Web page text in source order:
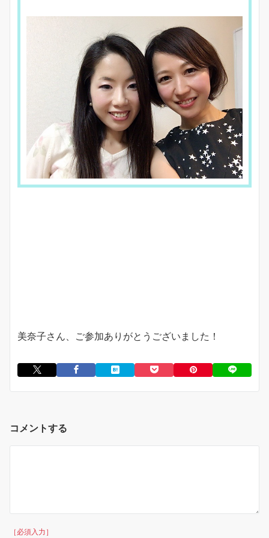
美奈子さん、ご参加ありがとうございました！
コメントする
［必須入力］